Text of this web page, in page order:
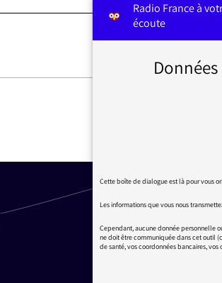
Radio France à
écoute
Cette boîte de dialogue est là pour vous
Les informations que vous nous
Cependant, aucune donnée personnelle
ne doit être communiquée dans cet outil
de santé, vos coordonnées bancaires,